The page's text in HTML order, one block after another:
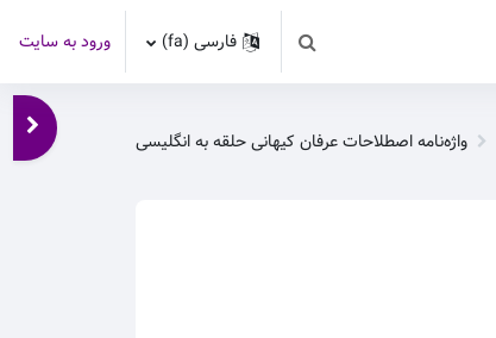
Toggle search input
فارسی ‎(fa)‎ ورود به سایت
واژه‌نامه اصطلاحات عرفان کیهانی حلقه به انگلیسی
باز